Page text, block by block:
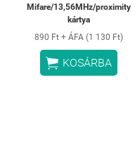
Mifare/13,56MHz/proximity
kártya
890 Ft + ÁFA (1 130 Ft)
 KOSÁRBA